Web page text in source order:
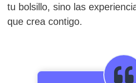
tu bolsillo, sino las
que crea contigo.